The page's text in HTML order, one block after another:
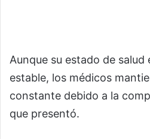
Aunque su estado de
estable, los médicos
constante debido a la
que presentó.